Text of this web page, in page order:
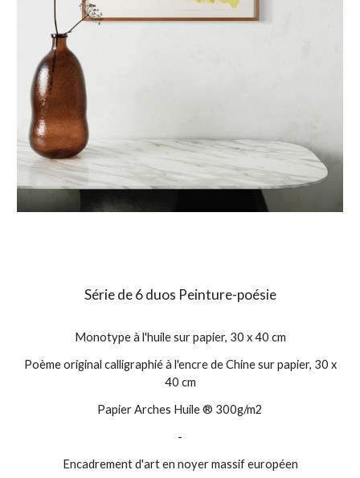
Série de 6 duos Peinture-poésie
Monotype à l'huile sur papier, 30 x 40 cm
Poème original calligraphié à l'encre de Chine sur papier, 30 x
40 cm
Papier Arches Huile ® 300g/m2
-
Encadrement d'art en noyer massif européen